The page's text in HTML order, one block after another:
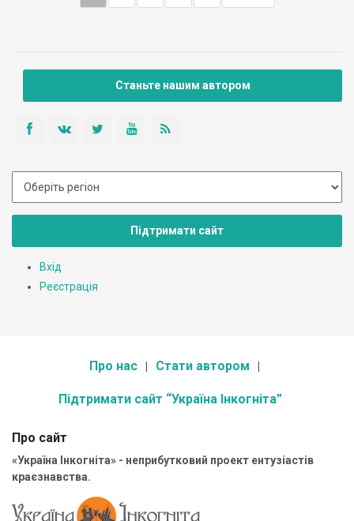
Станьте нашим автором
Підтримати сайт
Вхід
Реєстрація
Про нас Стати автором
Підтримати сайт “Україна Інкогніта”
Про сайт
«Україна Інкогніта» - неприбутковий проект ентузіастів
краєзнавства.